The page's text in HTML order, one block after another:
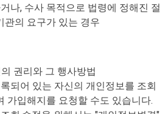
나, 수사 목적으로 법령에 정해진 절
관의 요구가 있는 경우
권리와 그 행사방법
되어 있는 자신의 개인정보를 조회
가입해지를 요청할 수도 있습니다.